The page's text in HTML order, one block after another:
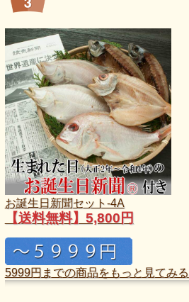
お誕生日新聞セット-4A
【送料無料】5,800円
5999円までの商品をもっと見てみる